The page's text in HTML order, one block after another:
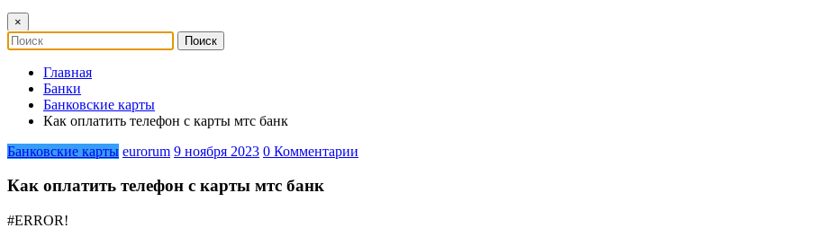
×
Главная
Банки
Банковские карты
Как оплатить телефон с карты мтс банк
Банковские карты eurorum 9 ноября 2023 0 Комментарии
Как оплатить телефон с карты мтс банк
#ERROR!